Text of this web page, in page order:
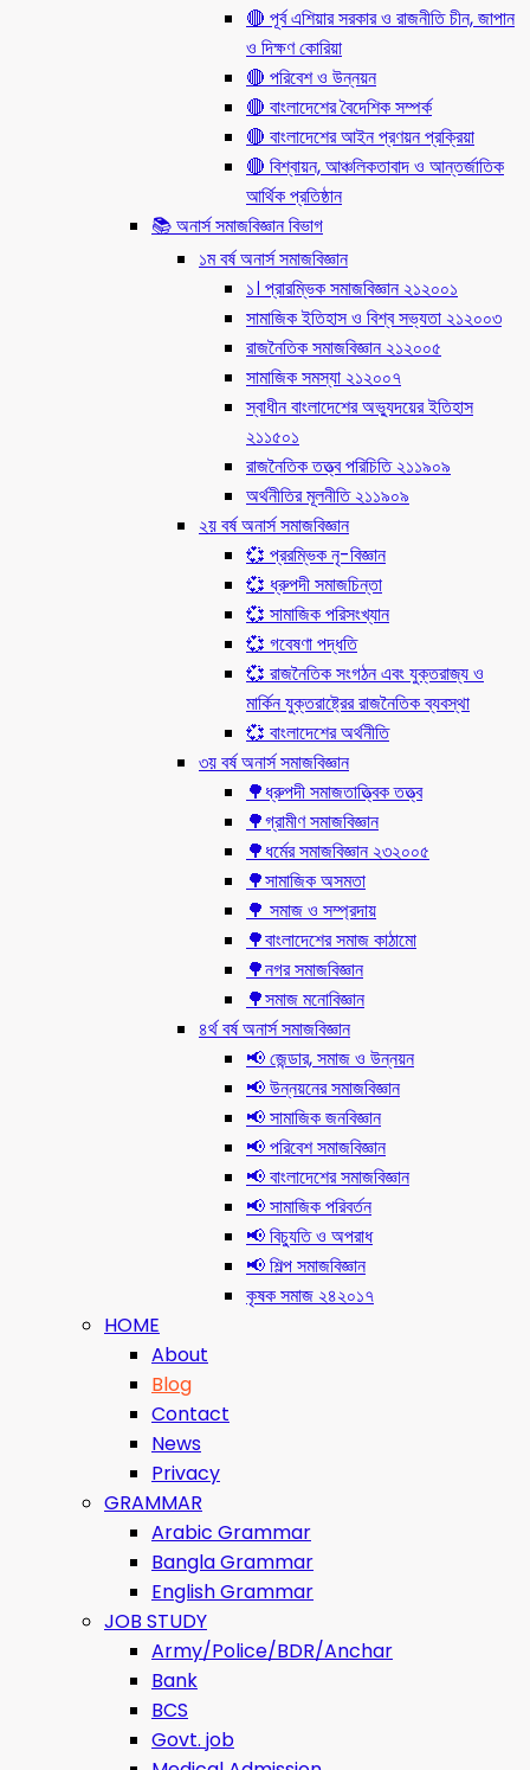
🔴 পূর্ব এশিয়ার সরকার ও রাজনীতি চীন, জাপান
ও দিক্ষণ কোরিয়া
🔴 পরিবেশ ও উন্নয়ন
🔴 বাংলাদেশের বৈদেশিক সম্পর্ক
🔴 বাংলাদেশের আইন প্রণয়ন প্রক্রিয়া
🔴 বিশ্বায়ন, আঞ্চলিকতাবাদ ও আন্তর্জাতিক
আর্থিক প্রতিষ্ঠান
📚 অনার্স সমাজবিজ্ঞান বিভাগ
১ম বর্ষ অনার্স সমাজবিজ্ঞান
১। প্রারম্ভিক সমাজবিজ্ঞান ২১২০০১
সামাজিক ইতিহাস ও বিশ্ব সভ্যতা ২১২০০৩
রাজনৈতিক সমাজবিজ্ঞান ২১২০০৫
সামাজিক সমস্যা ২১২০০৭
স্বাধীন বাংলাদেশের অভ্যুদয়ের ইতিহাস
২১১৫০১
রাজনৈতিক তত্ত্ব পরিচিতি ২১১৯০৯
অর্থনীতির মূলনীতি ২১১৯০৯
২য় বর্ষ অনার্স সমাজবিজ্ঞান
💞 প্ররম্ভিক নৃ-বিজ্ঞান
💞 ধ্রুপদী সমাজচিন্তা
💞 সামাজিক পরিসংখ্যান
💞 গবেষণা পদ্ধতি
💞 রাজনৈতিক সংগঠন এবং যুক্তরাজ্য ও
মার্কিন যুক্তরাষ্ট্রের রাজনৈতিক ব্যবস্থা
💞 বাংলাদেশের অর্থনীতি
৩য় বর্ষ অনার্স সমাজবিজ্ঞান
🌳ধ্রুপদী সমাজতাত্ত্বিক তত্ত্ব
🌳গ্রামীণ সমাজবিজ্ঞান
🌳ধর্মের সমাজবিজ্ঞান ২৩২০০৫
🌳সামাজিক অসমতা
🌳 সমাজ ও সম্প্রদায়
🌳বাংলাদেশের সমাজ কাঠামো
🌳নগর সমাজবিজ্ঞান
🌳সমাজ মনোবিজ্ঞান
৪র্থ বর্ষ অনার্স সমাজবিজ্ঞান
📢 জেন্ডার, সমাজ ও উন্নয়ন
📢 উন্নয়নের সমাজবিজ্ঞান
📢 সামাজিক জনবিজ্ঞান
📢 পরিবেশ সমাজবিজ্ঞান
📢 বাংলাদেশের সমাজবিজ্ঞান
📢 সামাজিক পরিবর্তন
📢 বিচ্যুতি ও অপরাধ
📢 শিল্প সমাজবিজ্ঞান
কৃষক সমাজ ২৪২০১৭
HOME
About
Blog
Contact
News
Privacy
GRAMMAR
Arabic Grammar
Bangla Grammar
English Grammar
JOB STUDY
Army/Police/BDR/Anchar
Bank
BCS
Govt. job